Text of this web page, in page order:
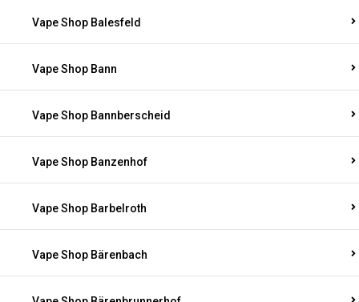
Vape Shop Balesfeld
Vape Shop Bann
Vape Shop Bannberscheid
Vape Shop Banzenhof
Vape Shop Barbelroth
Vape Shop Bärenbach